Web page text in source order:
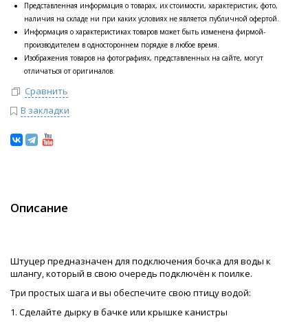
Представленная информация о товарах, их стоимости, характеристик, фото,
наличия на складе ни при каких условиях не является публичной офертой.
Информация о характеристиках товаров может быть изменена фирмой-
производителем в одностороннем порядке в любое время.
Изображения товаров на фотографиях, представленных на сайте, могут
отличаться от оригиналов.
Сравнить
В закладки
Описание
Штуцер предназначен для подключения бочка для воды к
шлангу, который в свою очередь подключён к поилке.
Три простых шага и вы обеспечите свою птицу водой:
1. Сделайте дырку в бачке или крышке канистры